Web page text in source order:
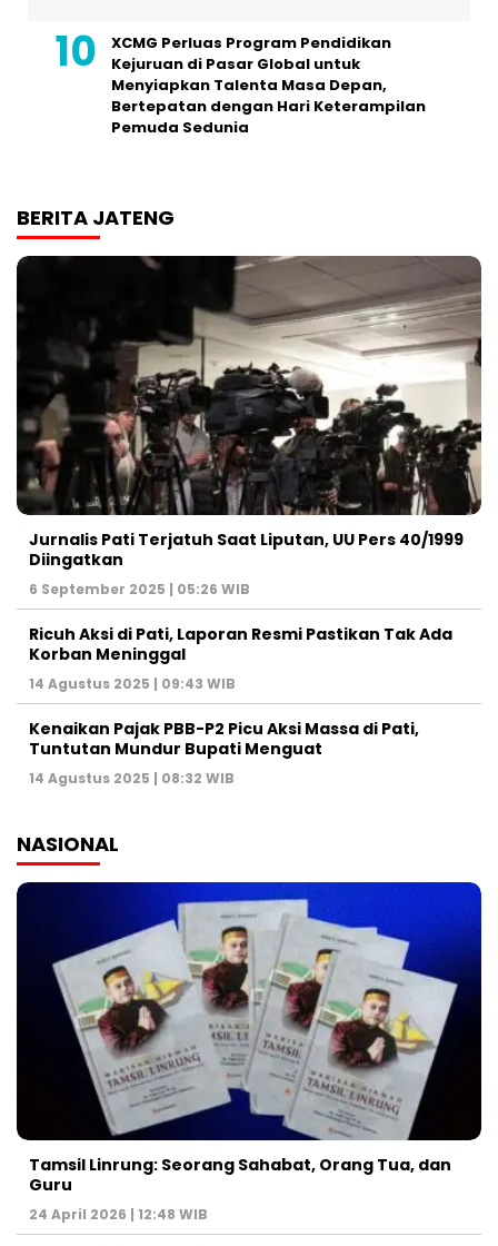
XCMG Perluas Program Pendidikan
Kejuruan di Pasar Global untuk
Menyiapkan Talenta Masa Depan,
Bertepatan dengan Hari Keterampilan
Pemuda Sedunia
BERITA JATENG
Jurnalis Pati Terjatuh Saat Liputan, UU Pers 40/1999
Diingatkan
6 September 2025 | 05:26 WIB
Ricuh Aksi di Pati, Laporan Resmi Pastikan Tak Ada
Korban Meninggal
14 Agustus 2025 | 09:43 WIB
Kenaikan Pajak PBB-P2 Picu Aksi Massa di Pati,
Tuntutan Mundur Bupati Menguat
14 Agustus 2025 | 08:32 WIB
NASIONAL
Tamsil Linrung: Seorang Sahabat, Orang Tua, dan
Guru
24 April 2026 | 12:48 WIB